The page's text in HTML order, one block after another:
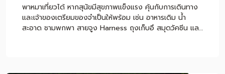
พาหมาเที่ยวได้ หากสุนัขมีสุขภาพแข็งแรง คุ้นกับการเดินทาง
และเจ้าของเตรียมของจำเป็นให้พร้อม เช่น อาหารเดิม น้ำ
สะอาด ชามพกพา สายจูง Harness ถุงเก็บอึ สมุดวัคซีน และ